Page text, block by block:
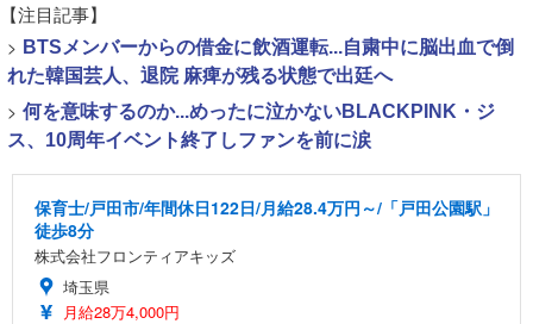
【注目記事】
> BTSメンバーからの借金に飲酒運転...自粛中に脳出血で倒
れた韓国芸人、退院 麻痺が残る状態で出廷へ
> 何を意味するのか...めったに泣かないBLACKPINK・ジ
ス、10周年イベント終了しファンを前に涙
保育士/戸田市/年間休日122日/月給28.4万円～/「戸田公園駅」
徒歩8分
株式会社フロンティアキッズ
埼玉県
月給28万4,000円